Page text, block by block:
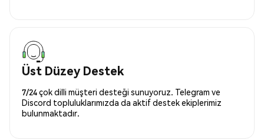
Üst Düzey Destek
7/24 çok dilli müşteri desteği sunuyoruz. Telegram ve
Discord topluluklarımızda da aktif destek ekiplerimiz
bulunmaktadır.